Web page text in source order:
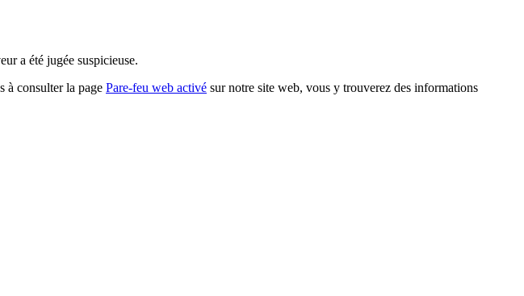
a été jugée suspicieuse.
à consulter la page Pare-feu web activé sur notre site web, vous y trouverez des informations